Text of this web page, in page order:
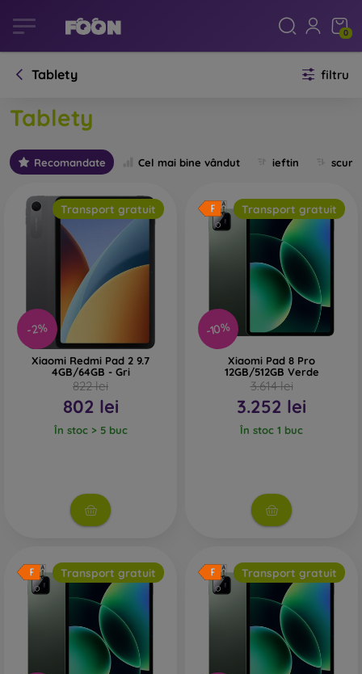
0
Tablety filtru
Tablety
Recomandate Cel mai bine vândut ieftin
-2%
Transport gratuit
Xiaomi Redmi Pad 2 9.7
4GB/64GB - Gri
822 lei
802 lei
În stoc > 5 buc
-10%
Transport gratuit
Xiaomi Pad 8 Pro
12GB/512GB Verde
3.614 lei
3.252 lei
În stoc 1 buc
Transport gratuit Transport gratuit